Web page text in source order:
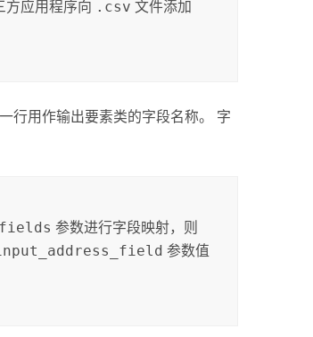
方应用程序向 .csv 文件添加
行用作输出要素类的字段名称。 字
参数进行字段映射，则
参数值